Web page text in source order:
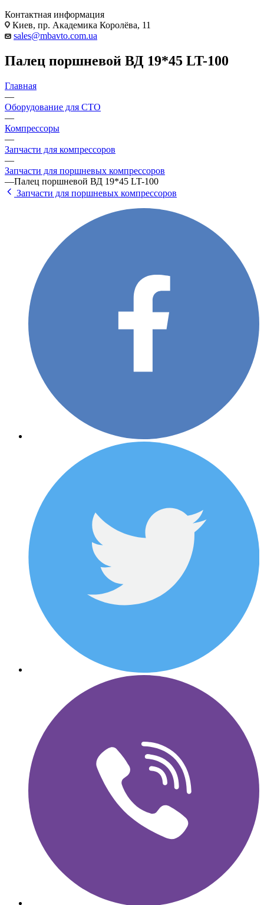
Контактная информация
Киев, пр. Академика Королёва, 11
sales@mbavto.com.ua
Палец поршневой ВД 19*45 LT-100
Главная
—
Оборудование для СТО
—
Компрессоры
—
Запчасти для компрессоров
—
Запчасти для поршневых компрессоров
—Палец поршневой ВД 19*45 LT-100
Запчасти для поршневых компрессоров